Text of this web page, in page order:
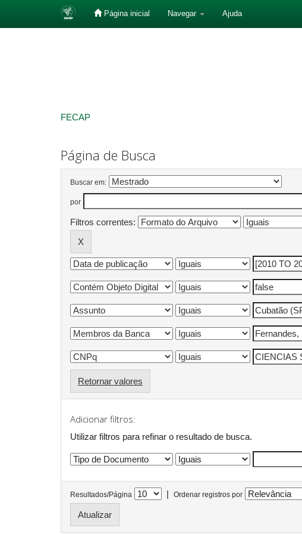
Página inicial Navegar Ajuda
FECAP
Página de Busca
Buscar em:
por
Filtros correntes:
Retornar valores
Adicionar filtros:
Utilizar filtros para refinar o resultado de busca.
Resultados/Página | Ordenar registros por